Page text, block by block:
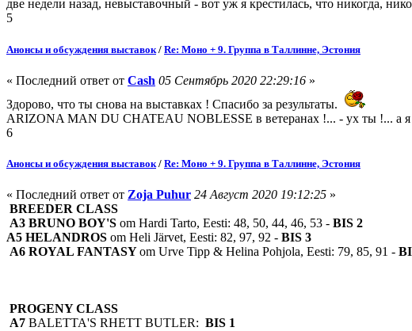
две недели назад, невыставочный - вот уж я крестилась, что никогда,
5
Анонсы и обсуждения выставок / Re: Моно + 9. Группа в Таллинне, Эстония
« Последний ответ от Cash 05 Сентябрь 2020 22:29:16 »
Здорово, что ты снова на выставках ! Спасибо за результаты.
ARIZONA MAN DU CHATEAU NOBLESSE в ветеранах !... - ух ты !... а
6
Анонсы и обсуждения выставок / Re: Моно + 9. Группа в Таллинне, Эстония
« Последний ответ от Zoja Puhur 24 Август 2020 19:12:25 »
BREEDER CLASS
A3 BRUNO BOY'S om Hardi Tarto, Eesti: 48, 50, 44, 46, 53 - BIS 2
A5 HELANDROS om Heli Järvet, Eesti: 82, 97, 92 - BIS 3
A6 ROYAL FANTASYom Urve Tipp & Helina Pohjola, Eesti: 79, 85, 91 -
PROGENY CLASS
A7 BALETTA'S RHETT BUTLER: BIS 1